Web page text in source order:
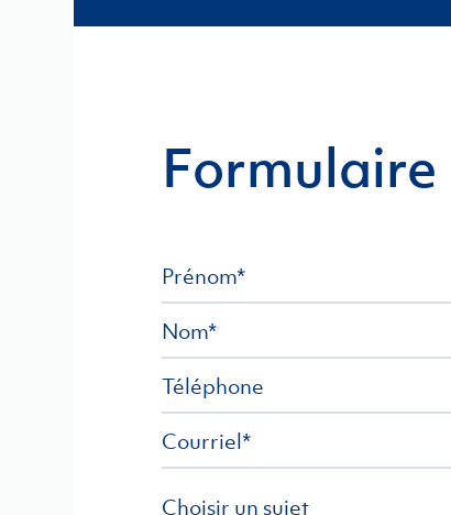
Formulaire
Prénom*
Nom*
Téléphone
Courriel*